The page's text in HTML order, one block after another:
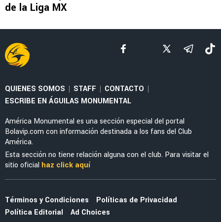
NOTICIAS
América se queda sin nominados al Balón de
Oro y Juego de Estrellas